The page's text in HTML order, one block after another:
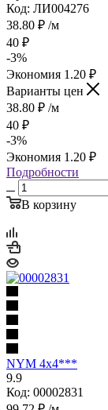
Код: ЛИ004276
38.80 ₽ /м
40 ₽
-3%
Экономия 1.20 ₽
Варианты цен
38.80 ₽ /м
40 ₽
-3%
Экономия 1.20 ₽
Подробности
В корзину
NYM 4х4***
9.9
Код: 00002831